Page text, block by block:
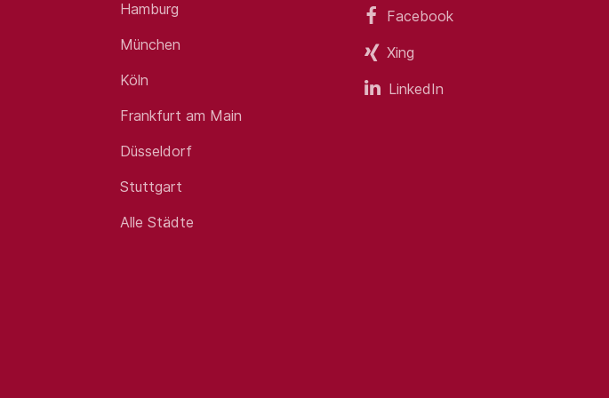
Hamburg
München
Köln
Frankfurt am Main
Düsseldorf
Stuttgart
Alle Städte
Facebook
Xing
LinkedIn